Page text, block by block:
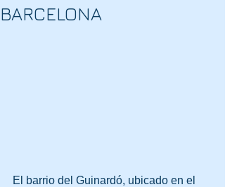
BARCELONA
El barrio del Guinardó, ubicado en el